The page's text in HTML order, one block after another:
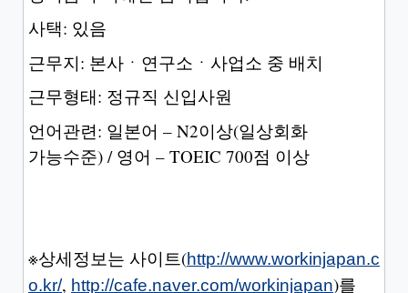
사택: 있음
근무지: 본사ㆍ연구소ㆍ사업소 중 배치
근무형태: 정규직 신입사원
언어관련: 일본어 – N2이상(일상회화
가능수준) / 영어 – TOEIC 700점 이상
※상세정보는 사이트(http://www.workinjapan.c
o.kr/, http://cafe.naver.com/workinjapan)를